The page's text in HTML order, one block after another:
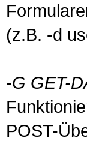
(z.B. -d
-G GET-
POST-